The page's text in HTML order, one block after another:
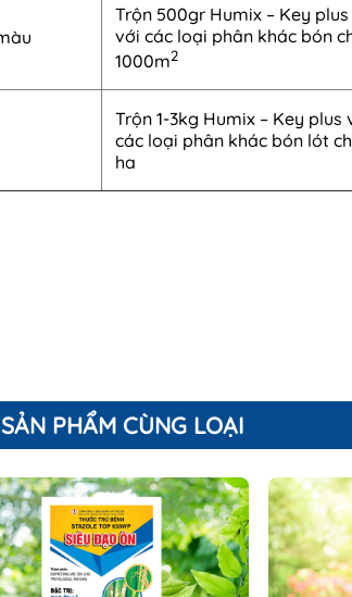
Trộn 500gr Humix – Key plus
với các loại phân khác bón
1000m2
Trộn 1-3kg Humix – Key plus
các loại phân khác bón lót
ha
SẢN PHẨM CÙNG LOẠI